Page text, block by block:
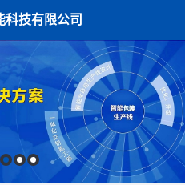
科技有限公司